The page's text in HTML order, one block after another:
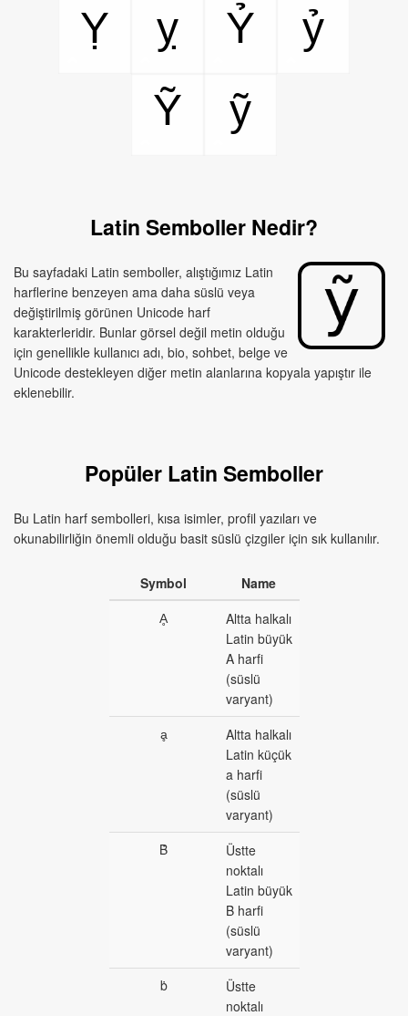
Ỵ
ỵ Ỷ
ỷ
Ỹ
ỹ
Latin Semboller Nedir?
Bu sayfadaki Latin semboller, alıştığımız Latin
harflerine benzeyen ama daha süslü veya
değiştirilmiş görünen Unicode harf
karakterleridir. Bunlar görsel değil metin olduğu
için genellikle kullanıcı adı, bio, sohbet, belge ve
Unicode destekleyen diğer metin alanlarına kopyala yapıştır ile
eklenebilir.
Popüler Latin Semboller
Bu Latin harf sembolleri, kısa isimler, profil yazıları ve
okunabilirliğin önemli olduğu basit süslü çizgiler için sık kullanılır.
Symbol
Name
Ḁ
Altta halkalı
Latin büyük
A harfi
(süslü
varyant)
ḁ
Altta halkalı
Latin küçük
a harfi
(süslü
varyant)
Ḃ
Üstte
noktalı
Latin büyük
B harfi
(süslü
varyant)
ḃ
Üstte
noktalı